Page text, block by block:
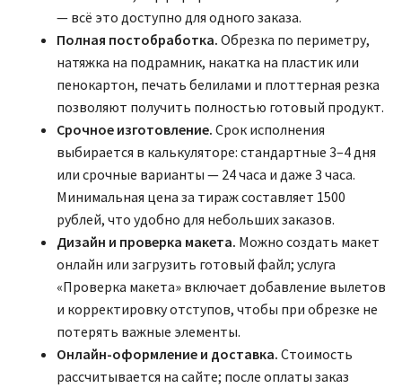
— всё это доступно для одного заказа.
Полная постобработка. Обрезка по периметру,
натяжка на подрамник, накатка на пластик или
пенокартон, печать белилами и плоттерная резка
позволяют получить полностью готовый продукт.
Срочное изготовление. Срок исполнения
выбирается в калькуляторе: стандартные 3–4 дня
или срочные варианты — 24 часа и даже 3 часа.
Минимальная цена за тираж составляет 1500
рублей, что удобно для небольших заказов.
Дизайн и проверка макета. Можно создать макет
онлайн или загрузить готовый файл; услуга
«Проверка макета» включает добавление вылетов
и корректировку отступов, чтобы при обрезке не
потерять важные элементы.
Онлайн-оформление и доставка. Стоимость
рассчитывается на сайте; после оплаты заказ